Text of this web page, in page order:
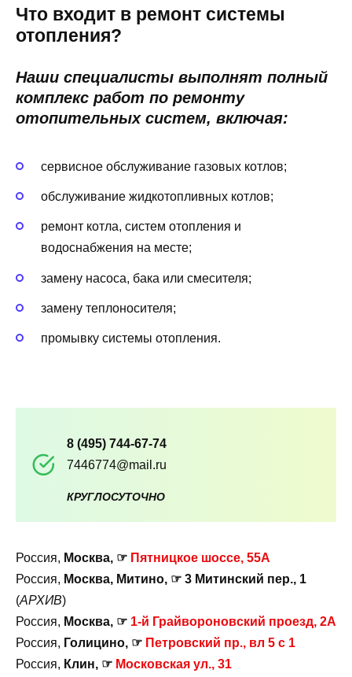
Что входит в ремонт системы
отопления?
Наши специалисты выполнят полный
комплекс работ по ремонту
отопительных систем, включая:
сервисное обслуживание газовых котлов;
обслуживание жидкотопливных котлов;
ремонт котла, систем отопления и
водоснабжения на месте;
замену насоса, бака или смесителя;
замену теплоносителя;
промывку системы отопления.
8 (495) 744-67-74
7446774@mail.ru
КРУГЛОСУТОЧНО
Россия, Москва, ☞ Пятницкое шоссе, 55А
Россия, Москва, Митино, ☞ 3 Митинский пер., 1
(АРХИВ)
Россия, Москва, ☞ 1-й Грайвороновский проезд, 2А
Россия, Голицино, ☞ Петровский пр., вл 5 с 1
Россия, Клин, ☞ Московская ул., 31